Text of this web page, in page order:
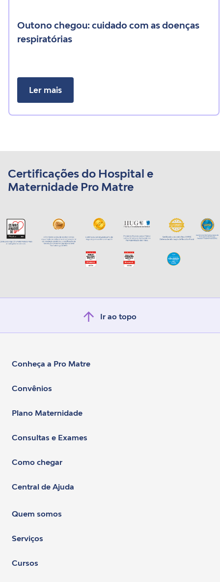
outono chegou: cuidado com as doenças
respiratórias
Ler mais
Certificações do Hospital e
Maternidade Pro Matre
Ir ao topo
Conheça a Pro Matre
Convênios
Plano Maternidade
Consultas e Exames
Como chegar
Central de Ajuda
Quem somos
Serviços
Cursos